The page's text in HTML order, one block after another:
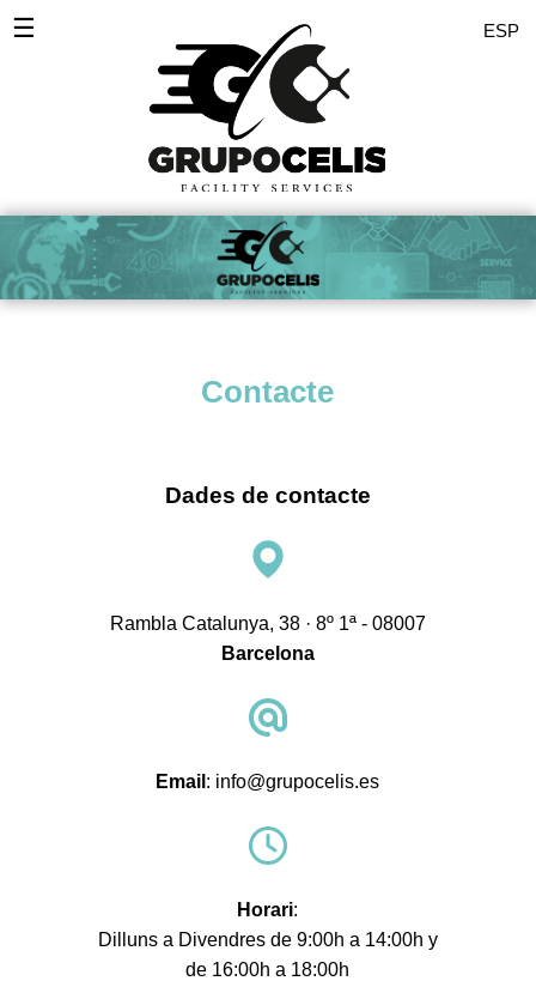
ESP
☰
Inici
Desinfeccions
Serveis Empreses
Zones
Contacte
Contacte
Dades de contacte
Rambla Catalunya, 38 · 8º 1ª - 08007
Barcelona
Email : info@grupocelis.es
Horari:
Dilluns a Divendres de 9:00h a 14:00h y
de 16:00h a 18:00h